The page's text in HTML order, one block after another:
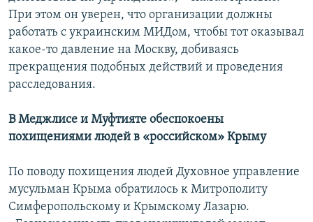
При этом он уверен, что организации должны
работать с украинским МИДом, чтобы тот оказывал
какое-то давление на Москву, добиваясь
прекращения подобных действий и проведения
расследования.
В Меджлисе и Муфтияте обеспокоены
похищениями людей в «российском» Крыму
По поводу похищения людей Духовное управление
мусульман Крыма обратилось к Митрополиту
Симферопольскому и Крымскому Лазарю.